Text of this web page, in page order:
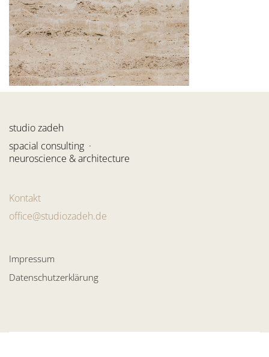
studio zadeh
spacial consulting ·
neuroscience & architecture
Kontakt
office@studiozadeh.de
Impressum
Datenschutzerklärung